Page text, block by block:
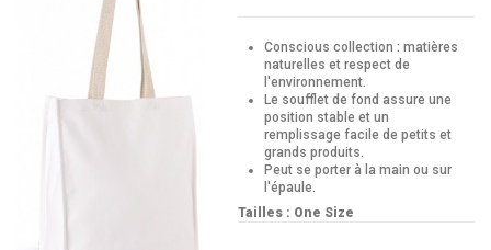
Conscious collection : matières
naturelles et respect de
l'environnement.
Le soufflet de fond assure une
position stable et un
remplissage facile de petits et
grands produits.
Peut se porter à la main ou sur
l'épaule.
Tailles : One Size